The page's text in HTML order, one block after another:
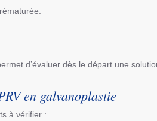
d’évaluer dès le départ une
en galvanoplastie
à vérifier :